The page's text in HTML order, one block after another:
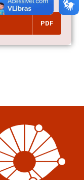
PDF